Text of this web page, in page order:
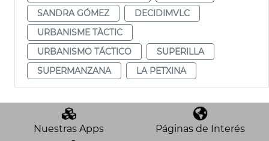
SANDRA GÓMEZ
DECIDIMVLC
URBANISME TÀCTIC
URBANISMO TÁCTICO
SUPERILLA
SUPERMANZANA
LA PETXINA
Nuestras Apps Páginas de Interés